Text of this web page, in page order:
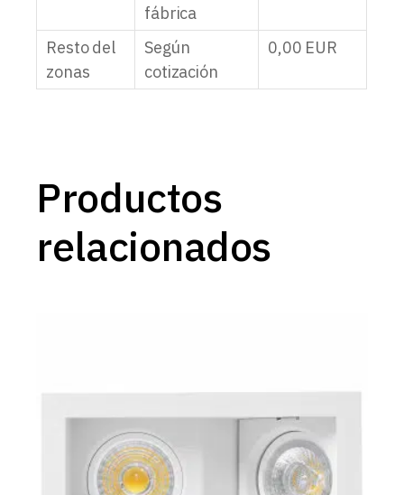
fábrica
Resto del
zonas
Según
cotización
0,00 EUR
Productos
relacionados